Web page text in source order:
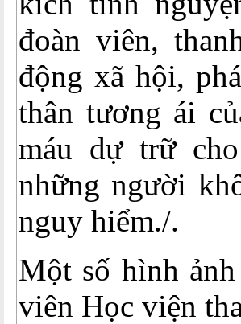
đoàn viên,
động xã hội,
thân tương ái
máu dự trữ
những người
nguy hiểm./.
Một số hình
viên Học viện